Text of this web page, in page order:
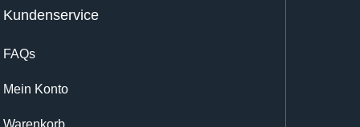
Kundenservice
FAQs
Mein Konto